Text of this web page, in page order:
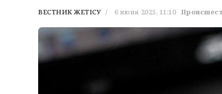
ВЕСТНИК ЖЕТІСУ 6 июня 2025, 11:10